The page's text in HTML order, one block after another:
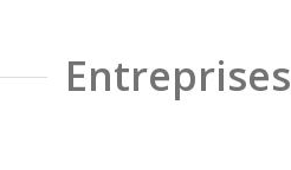
Entreprises